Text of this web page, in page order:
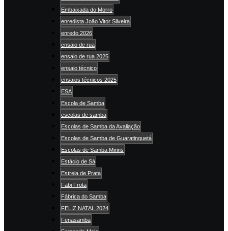
Embaixada do Morro
enredista João Vitor Silveira
enredo 2026
ensaio de rua
ensaio de rua 2025
ensaio técnico
ensaios técnicos 2025
ESA
Escola de Samba
escolas de samba
Escolas de Samba da Avaliação
Escolas de Samba de Guaratinguetá
Escolas de Samba Mirins
Estácio de Sá
Estrela de Prata
Fabi Frota
Fábrica do Samba
FELIZ NATAL 2024
Fenasamba